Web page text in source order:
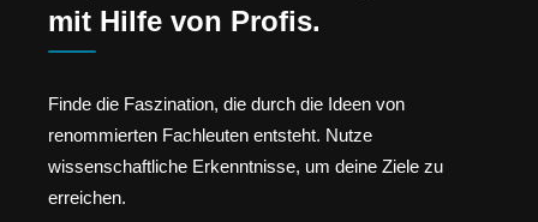
mit Hilfe von Profis.
Finde die Faszination, die durch die Ideen von
renommierten Fachleuten entsteht. Nutze
wissenschaftliche Erkenntnisse, um deine Ziele zu
erreichen.